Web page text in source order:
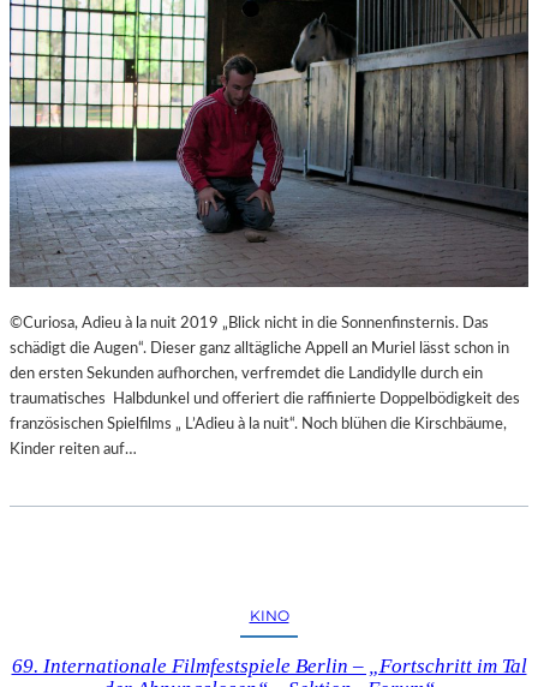
©Curiosa, Adieu à la nuit 2019 „Blick nicht in die Sonnenfinsternis. Das
schädigt die Augen“. Dieser ganz alltägliche Appell an Muriel lässt schon in
den ersten Sekunden aufhorchen, verfremdet die Landidylle durch ein
traumatisches Halbdunkel und offeriert die raffinierte Doppelbödigkeit des
französischen Spielfilms „ L’Adieu à la nuit“. Noch blühen die Kirschbäume,
Kinder reiten auf…
KINO
69. Internationale Filmfestspiele Berlin – „Fortschritt im Tal